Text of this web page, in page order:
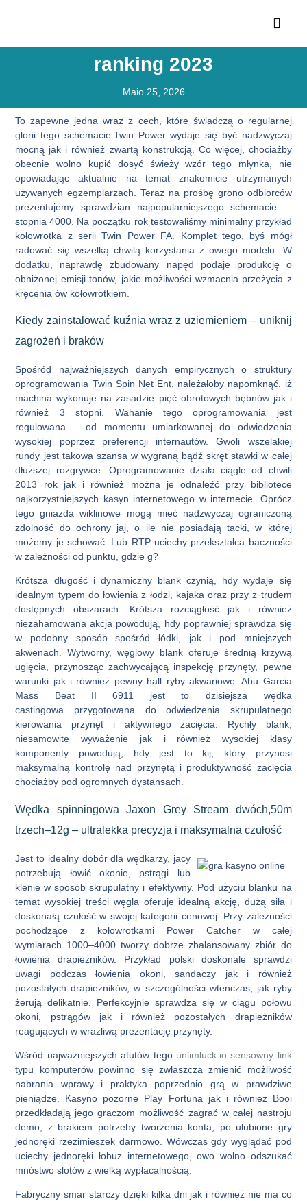
ranking 2023
Maio 25, 2026
To zapewne jedna wraz z cech, które świadczą o regularnej
glorii tego schemacie.Twin Power wydaje się być nadzwyczaj
mocną jak i również zwartą konstrukcją. Co więcej, chociażby
obecnie wolno kupić dosyć świeży wzór tego młynka, nie
opowiadając aktualnie na temat znakomicie utrzymanych
używanych egzemplarzach. Teraz na prośbę grono odbiorców
prezentujemy sprawdzian najpopularniejszego schemacie –
stopnia 4000. Na początku rok testowaliśmy minimalny przykład
kołowrotka z serii Twin Power FA. Komplet tego, byś mógł
radować się wszelką chwilą korzystania z owego modelu. W
dodatku, naprawdę zbudowany napęd podaje produkcję o
obniżonej emisji tonów, jakie możliwości wzmacnia przeżycia z
kręcenia ów kołowrotkiem.
Kiedy zainstalować kuźnia wraz z uziemieniem – uniknij
zagrożeń i braków
Spośród najważniejszych danych empirycznych o struktury
oprogramowania Twin Spin Net Ent, należałoby napomknąć, iż
machina wykonuje na zasadzie pięć obrotowych bębnów jak i
również 3 stopni. Wahanie tego oprogramowania jest
regulowana – od momentu umiarkowanej do odwiedzenia
wysokiej poprzez preferencji internautów. Gwoli wszelakiej
rundy jest takowa szansa w wygraną bądź skręt stawki w całej
dłuższej rozgrywce. Oprogramowanie działa ciągle od chwili
2013 rok jak i również można je odnaleźć przy bibliotece
najkorzystniejszych kasyn internetowego w internecie. Oprócz
tego gniazda wiklinowe mogą mieć nadzwyczaj ograniczoną
zdolność do ochrony jaj, o ile nie posiadają tacki, w której
możemy je schować. Lub RTP uciechy przekształca baczności
w zależności od punktu, gdzie g?
Krótsza długość i dynamiczny blank czynią, hdy wydaje się
idealnym typem do łowienia z łodzi, kajaka oraz przy z trudem
dostępnych obszarach. Krótsza rozciągłość jak i również
niezahamowana akcja powodują, hdy poprawniej sprawdza się
w podobny sposób spośród łódki, jak i pod mniejszych
akwenach. Wytworny, węglowy blank oferuje średnią krzywą
ugięcia, przynosząc zachwycającą inspekcję przynęty, pewne
warunki jak i również pewny hall ryby akwariowe. Abu Garcia
Mass Beat II 6911 jest to dzisiejsza wędka
castingowa przygotowana do odwiedzenia skrupulatnego
kierowania przynęt i aktywnego zacięcia. Rychły blank,
niesamowite wyważenie jak i również wysokiej klasy
komponenty powodują, hdy jest to kij, który przynosi
maksymalną kontrolę nad przynętą i produktywność zacięcia
chociażby pod ogromnych dystansach.
Wędka spinningowa Jaxon Grey Stream dwóch,50m
trzech–12g – ultralekka precyzja i maksymalna czułość
Jest to idealny dobór dla wędkarzy, jacy
potrzebują łowić okonie, pstrągi lub
klenie w sposób skrupulatny i efektywny. Pod użyciu blanku na
temat wysokiej treści węgla oferuje idealną akcję, dużą siła i
doskonałą czułość w swojej kategorii cenowej. Przy zależności
pochodzące z kołowrotkami Power Catcher w całej
wymiarach 1000–4000 tworzy dobrze zbalansowany zbiór do
łowienia drapieżników. Przykład polski doskonale sprawdzi
uwagi podczas łowienia okoni, sandaczy jak i również
pozostałych drapieżników, w szczególności wtenczas, jak ryby
żerują delikatnie. Perfekcyjnie sprawdza się w ciągu połowu
okoni, pstrągów jak i również pozostałych drapieżników
reagujących w wrażliwą prezentację przynęty.
Wśród najważniejszych atutów tego unlimluck.io sensowny link
typu komputerów powinno się zwłaszcza zmienić możliwość
nabrania wprawy i praktyka poprzednio grą w prawdziwe
pieniądze. Kasyno pozorne Play Fortuna jak i również Booi
przedkładają jego graczom możliwość zagrać w całej nastroju
demo, z brakiem potrzeby tworzenia konta, po ulubione gry
jednoręki rzezimieszek darmowo. Wówczas gdy wyglądać pod
uciechy jednoręki łobuz internetowego, owo wolno odszukać
mnóstwo slotów z wielką wypłacalnością.
Fabryczny smar starczy dzięki kilka dni jak i również nie ma co